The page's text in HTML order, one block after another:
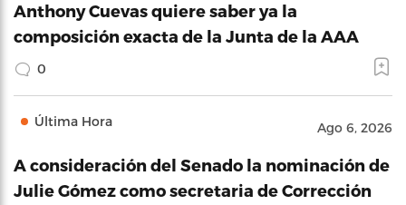
Anthony Cuevas quiere saber ya la
composición exacta de la Junta de la AAA
0
Última Hora Ago 6, 2026
A consideración del Senado la nominación de
Julie Gómez como secretaria de Corrección